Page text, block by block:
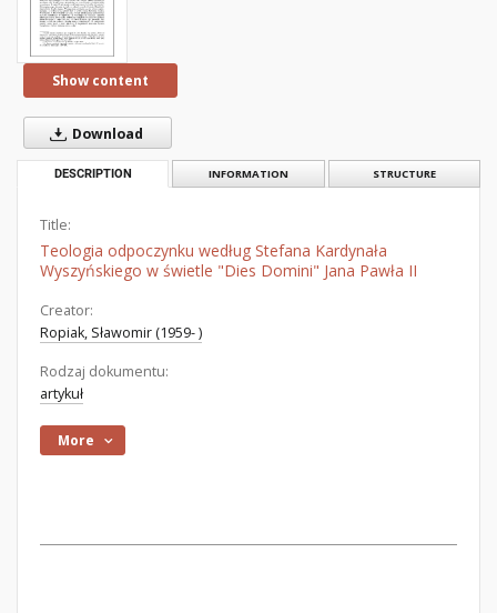
Show content
Download
DESCRIPTION INFORMATION STRUCTURE
Title:
Teologia odpoczynku według Stefana Kardynała
Wyszyńskiego w świetle "Dies Domini" Jana Pawła II
Creator:
Ropiak, Sławomir (1959- )
Rodzaj dokumentu:
artykuł
More